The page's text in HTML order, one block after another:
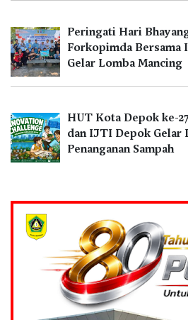
Peringati Hari
Forkopimda
Gelar Lomba Mancing
HUT Kota Depok ke-
dan IJTI Depok Gelar
Penanganan Sampah